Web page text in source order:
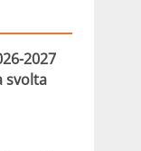
2027
svolta